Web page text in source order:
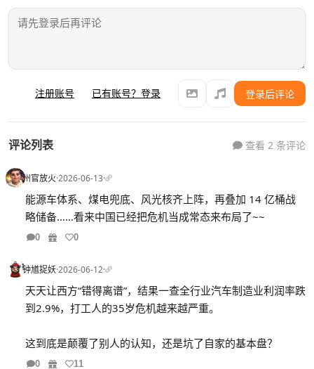
注册账号 已有账号？登录 登录后评论
评论列表 查看 2 条评论
州官放火·2026-06-13·
能源车体系、煤电兜底、风光核齐上阵，再叠加 14 亿桶战
略储备……看来中国已经把危机当成常态来布局了~~
0 0
钟馗捉妖·2026-06-12·
天天让西方“错得离谱”，结果一查全行业汽车制造业利润率跌
到2.9%，打工人的35岁危机越来越严重。
这到底是颠覆了别人的认知，还是坑了自家的基本盘？
0 11